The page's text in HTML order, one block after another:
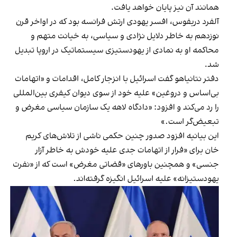
همانند آن نیز پایان خواهد یافت.
آلفرد دریفوس، افسر یهودی ارتش فرانسه بود که در اواخر قرن
نوزدهم به خاطر دلایل نژادی و سیاسی، به خیانت متهم و
محاکمه او به نمادی از یهودستیزی سیستماتیک در اروپا تبدیل
شد.
دفتر نتانیاهو گفت اسرائیل با انزجار کامل، اقدامات و «اتهامات
بی‌اساس و دروغین» علیه خود از سوی دیوان کیفری بین‌المللی
را رد می‌کند و افزود: «دادگاه لاهه یک سازمان سیاسی مغرض و
تبعیض‌گر است.»
این بیانیه افزود صدور چنین حکمی ناشی از تلاش‌های کریم
خان برای «فرار از اتهامات جدی علیه خودش به خاطر آزار
جنسی» و همچنین باورهای «قضاتی مغرض» است که از «نفرت
یهودستیزانه» علیه اسرائیل انگیزه گرفته‌اند.